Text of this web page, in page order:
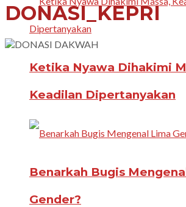
Ketika Nyawa Dihakimi
Keadilan Dipertanyakan
Benarkah Bugis
Gender?
DONASI_KEPRI